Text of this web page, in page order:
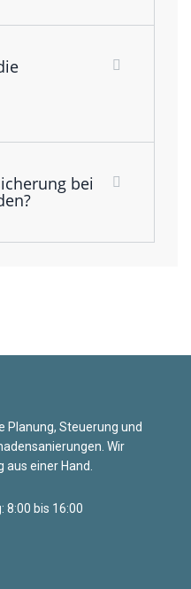
bei
Planung, Steuerung und
Wir
einer Hand.
8:00 bis 16:00